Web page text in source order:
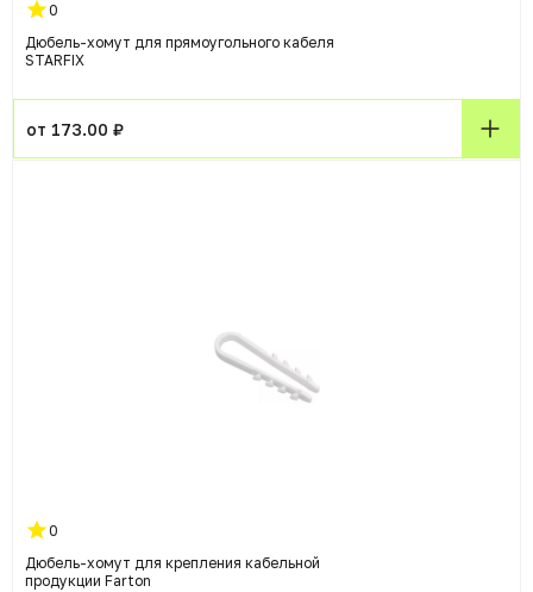
0
Дюбель-хомут для прямоугольного кабеля
STARFIX
от 173.00 ₽
0
Дюбель-хомут для крепления кабельной
продукции Farton